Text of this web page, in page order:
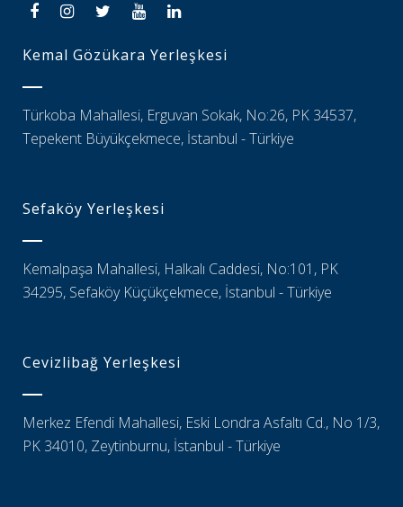
Kemal Gözükara Yerleşkesi
Türkoba Mahallesi, Erguvan Sokak, No:26, PK 34537,
Tepekent Büyükçekmece, İstanbul - Türkiye
Sefaköy Yerleşkesi
Kemalpaşa Mahallesi, Halkalı Caddesi, No:101, PK
34295, Sefaköy Küçükçekmece, İstanbul - Türkiye
Cevizlibağ Yerleşkesi
Merkez Efendi Mahallesi, Eski Londra Asfaltı Cd., No 1/3,
PK 34010, Zeytinburnu, İstanbul - Türkiye